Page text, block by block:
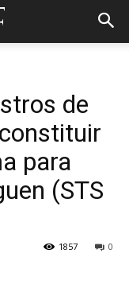
de
para
(STS
0
1857